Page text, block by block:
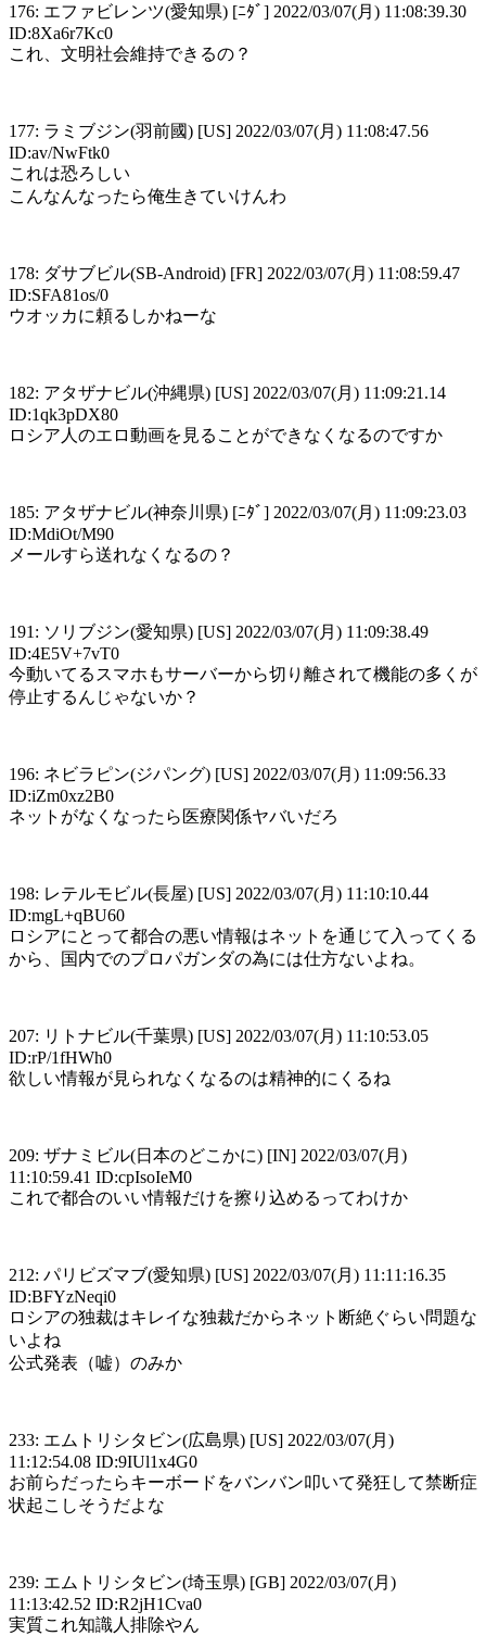
176: エファビレンツ(愛知県) [ﾆﾀﾞ] 2022/03/07(月) 11:08:39.30
ID:8Xa6r7Kc0
これ、文明社会維持できるの？
177: ラミブジン(羽前國) [US] 2022/03/07(月) 11:08:47.56
ID:av/NwFtk0
これは恐ろしい
こんなんなったら俺生きていけんわ
178: ダサブビル(SB-Android) [FR] 2022/03/07(月) 11:08:59.47
ID:SFA81os/0
ウオッカに頼るしかねーな
182: アタザナビル(沖縄県) [US] 2022/03/07(月) 11:09:21.14
ID:1qk3pDX80
ロシア人のエロ動画を見ることができなくなるのですか
185: アタザナビル(神奈川県) [ﾆﾀﾞ] 2022/03/07(月) 11:09:23.03
ID:MdiOt/M90
メールすら送れなくなるの？
191: ソリブジン(愛知県) [US] 2022/03/07(月) 11:09:38.49
ID:4E5V+7vT0
今動いてるスマホもサーバーから切り離されて機能の多くが
停止するんじゃないか？
196: ネビラピン(ジパング) [US] 2022/03/07(月) 11:09:56.33
ID:iZm0xz2B0
ネットがなくなったら医療関係ヤバいだろ
198: レテルモビル(長屋) [US] 2022/03/07(月) 11:10:10.44
ID:mgL+qBU60
ロシアにとって都合の悪い情報はネットを通じて入ってくる
から、国内でのプロパガンダの為には仕方ないよね。
207: リトナビル(千葉県) [US] 2022/03/07(月) 11:10:53.05
ID:rP/1fHWh0
欲しい情報が見られなくなるのは精神的にくるね
209: ザナミビル(日本のどこかに) [IN] 2022/03/07(月)
11:10:59.41 ID:cpIsoIeM0
これで都合のいい情報だけを擦り込めるってわけか
212: パリビズマブ(愛知県) [US] 2022/03/07(月) 11:11:16.35
ID:BFYzNeqi0
ロシアの独裁はキレイな独裁だからネット断絶ぐらい問題な
いよね
公式発表（嘘）のみか
233: エムトリシタビン(広島県) [US] 2022/03/07(月)
11:12:54.08 ID:9IUl1x4G0
お前らだったらキーボードをバンバン叩いて発狂して禁断症
状起こしそうだよな
239: エムトリシタビン(埼玉県) [GB] 2022/03/07(月)
11:13:42.52 ID:R2jH1Cva0
実質これ知識人排除やん